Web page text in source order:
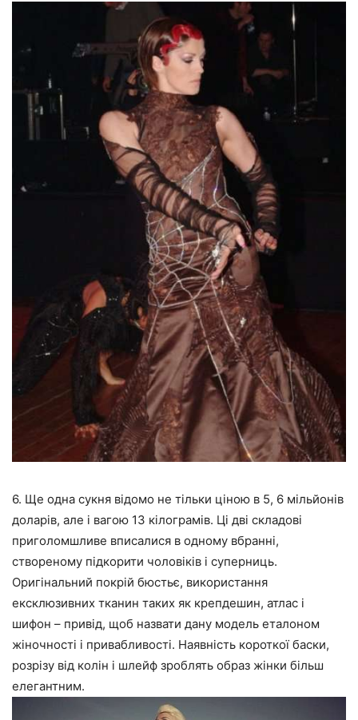
6. Ще одна сукня відомо не тільки ціною в 5, 6 мільйонів
доларів, але і вагою 13 кілограмів. Ці дві складові
приголомшливе вписалися в одному вбранні,
створеному підкорити чоловіків і суперниць.
Оригінальний покрій бюстьє, використання
ексклюзивних тканин таких як крепдешин, атлас і
шифон – привід, щоб назвати дану модель еталоном
жіночності і привабливості. Наявність короткої баски,
розрізу від колін і шлейф зроблять образ жінки більш
елегантним.